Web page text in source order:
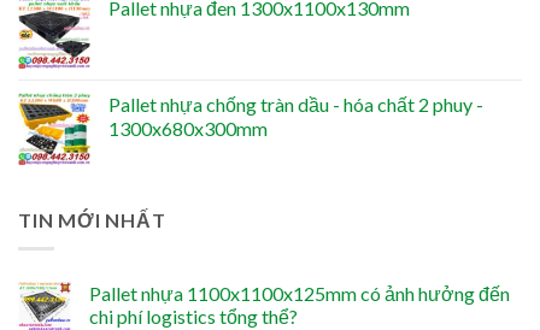
Pallet nhựa đen 1300x1100x130mm
Pallet nhựa chống tràn dầu - hóa chất 2 phuy -
1300x680x300mm
TIN MỚI NHẤT
Pallet nhựa 1100x1100x125mm có ảnh hưởng đến
chi phí logistics tổng thể?